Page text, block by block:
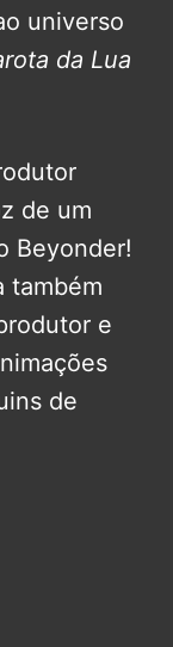
universo
da Lua
de um
Beyonder!
também
e
de